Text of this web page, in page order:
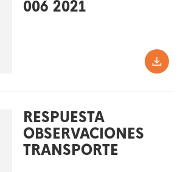
006 2021
RESPUESTA
OBSERVACIONES
TRANSPORTE